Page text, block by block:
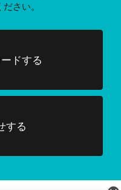
さい。
ドする
する